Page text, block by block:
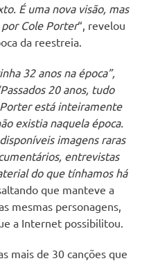
É uma nova visão, mas
Cole Porter“, revelou
da reestreia.
32 anos na época”,
20 anos, tudo
está inteiramente
existia naquela época.
imagens raras
entrevistas
do que tínhamos há
que manteve a
mesmas personagens,
a Internet possibilitou.
mais de 30 canções que